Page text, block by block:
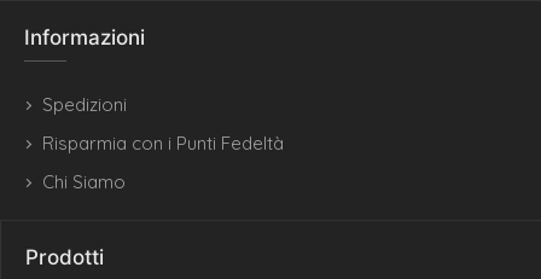
Informazioni
Spedizioni
Risparmia con i Punti Fedeltà
Chi Siamo
Prodotti